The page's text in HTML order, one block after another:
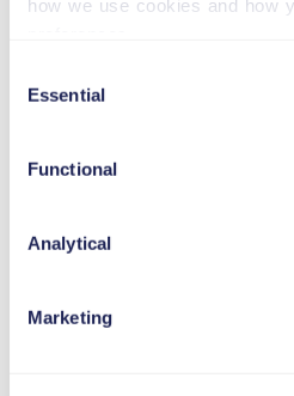
how we use cookies and how
Selection
Essential
Functional
Analytical
Marketing
Le nostre attrazioni turistiche
lungo il famoso
spazio per passeggeri e
vicinanze ed esplora a
Raggiungi in auto i punti
Penisola di Cap Ferrat –
percorsi costieri e gite di